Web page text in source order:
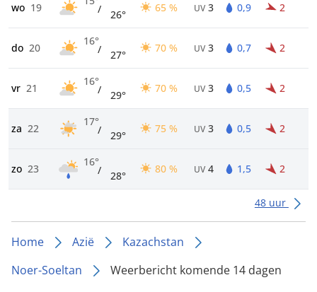
wo 19 / 26°
65 % UV 3 0,9 2
do 20
16°
/ 27°
70 % UV 3 0,7 2
vr 21
16°
/ 29°
70 % UV 3 0,5 2
za 22
17°
/ 29°
75 % UV 3 0,5 2
zo 23
16°
/ 28°
80 % UV 4 1,5 2
48 uur
Home Azië
Kazachstan
Noer-Soeltan
Weerbericht komende 14 dagen